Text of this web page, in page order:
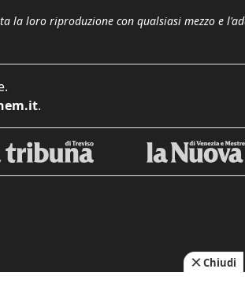
la loro riproduzione con qualsiasi mezzo e
.
Chiudi